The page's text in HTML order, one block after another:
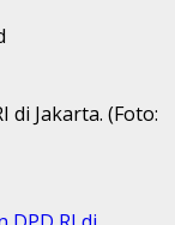
di Jakarta. (Foto: